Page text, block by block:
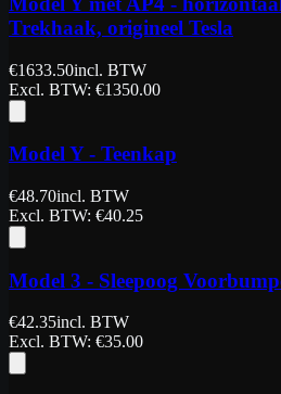
Trekhaak, origineel Tesla
€1633.50incl. BTW
Excl. BTW: €1350.00
Model Y - Teenkap
€48.70incl. BTW
Excl. BTW: €40.25
Model 3 - Sleepoog
€42.35incl. BTW
Excl. BTW: €35.00